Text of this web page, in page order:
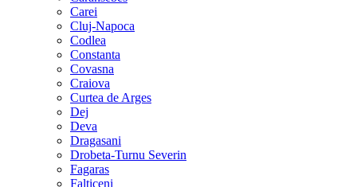
Carei
Cluj-Napoca
Codlea
Constanta
Covasna
Craiova
Curtea de Arges
Dej
Deva
Dragasani
Drobeta-Turnu Severin
Fagaras
Falticeni